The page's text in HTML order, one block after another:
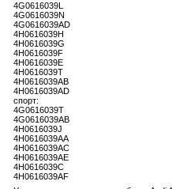
4G0616039L
4G0616039N
4G0616039AD
4H0616039H
4H0616039G
4H0616039F
4H0616039E
4H0616039T
4H0616039AB
4H0616039AD
спорт:
4G0616039T
4G0616039AB
4H0616039J
4H0616039AA
4H0616039AC
4H0616039AE
4H0616039C
4H0616039AF